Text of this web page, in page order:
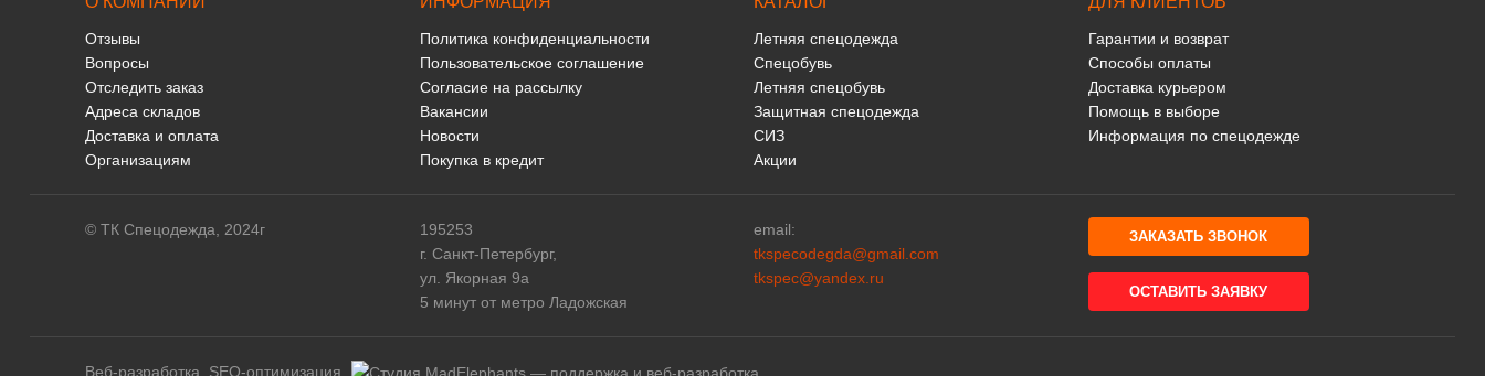
Отзывы
Вопросы
Отследить заказ
Адреса складов
Доставка и оплата
Организациям
Политика конфиденциальности
Пользовательское соглашение
Согласие на рассылку
Вакансии
Новости
Покупка в кредит
Летняя спецодежда
Спецобувь
Летняя спецобувь
Защитная спецодежда
СИЗ
Акции
Гарантии и возврат
Способы оплаты
Доставка курьером
Помощь в выборе
Информация по спецодежде
© ТК Спецодежда, 2024г
195253
г. Санкт-Петербург,
ул. Якорная 9а
5 минут от метро Ладожская
email:
tkspecodegda@gmail.com
tkspec@yandex.ru
ЗАКАЗАТЬ ЗВОНОК
ОСТАВИТЬ ЗАЯВКУ
Веб-разработка, SEO-оптимизация